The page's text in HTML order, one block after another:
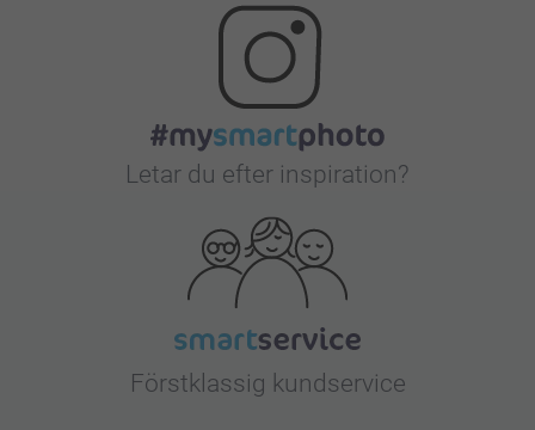
Letar du efter inspiration?
Förstklassig kundservice